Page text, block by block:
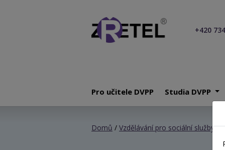
+420
Pro učitele DVPP Studia DVPP
Domů / Vzdělávání pro sociální služby/